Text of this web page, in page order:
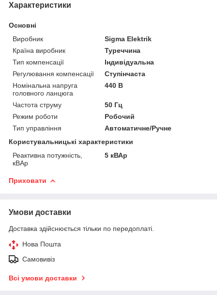
Характеристики
Основні
Виробник
Sigma Elektrik
Країна виробник
Туреччина
Тип компенсації
Індивідуальна
Регулювання компенсації
Ступінчаста
Номінальна напруга
головного ланцюга
440 В
Частота струму
50 Гц
Режим роботи
Робочий
Тип управління
Автоматичне/Ручне
Користувальницькі характеристики
Реактивна потужність,
кВАр
5 кВАр
Приховати
Умови доставки
Доставка здійснюється тільки по передоплаті.
Нова Пошта
Самовивіз
Всі умови доставки